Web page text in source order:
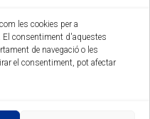
les cookies per a
consentiment d'aquestes
de navegació o les
el consentiment, pot afectar